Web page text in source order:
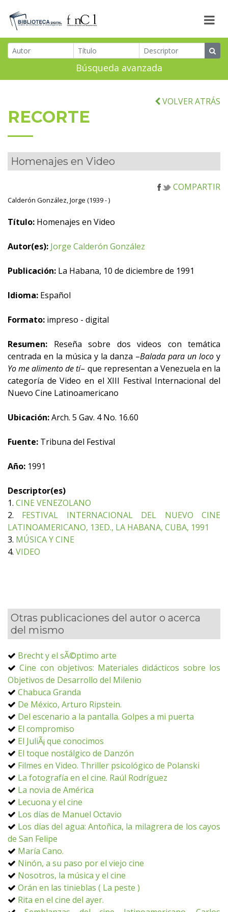
Búsqueda avanzada
VOLVER ATRÁS
RECORTE
Homenajes en Video
COMPARTIR
Calderón González, Jorge (1939 - )
Título: Homenajes en Video
Autor(es): Jorge Calderón González
Publicación: La Habana, 10 de diciembre de 1991
Idioma: Español
Formato: impreso - digital
Resumen: Reseña sobre dos videos con temática
centrada en la música y la danza –Balada para un loco y
Yo me alimento de tí– que representan a Venezuela en la
categoría de Video en el XIII Festival Internacional del
Nuevo Cine Latinoamericano
Ubicación:Arch. 5 Gav. 4 No. 16.60
Fuente: Tribuna del Festival
Año: 1991
Descriptor(es)
1. CINE VENEZOLANO
2. FESTIVAL INTERNACIONAL DEL NUEVO CINE
LATINOAMERICANO, 13ED., LA HABANA, CUBA, 1991
3. MÚSICA Y CINE
4. VIDEO
Otras publicaciones del autor o acerca
del mismo
Brecht y el sÃ©ptimo arte
Cine con objetivos: Materiales didácticos sobre los
Objetivos de Desarrollo del Milenio
Chabuca Granda
De México, Arturo Ripstein.
Del escenario a la pantalla. Golpes a mi puerta
El compromiso
El JuliÃ¡ que conocimos
El toque nostálgico de Danzón
Filmes en Video. Thriller psicológico de Polanski
La fotografía en el cine. Raúl Rodríguez
La novia de América
Lecuona y el cine
Los días de Manuel Octavio
Los días del agua: Antoñica, la milagrera de los cayos
de San Felipe
María Cano.
Ninón, a su paso por el viejo cine
Nosotros, la música y el cine
Orán en las tinieblas ( La peste )
Rita en el cine del ayer.